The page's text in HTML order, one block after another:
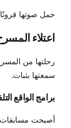
حمل صوتها
اعتلاء
رحلتها من
سمعتها بثبات.
برامج الواقع